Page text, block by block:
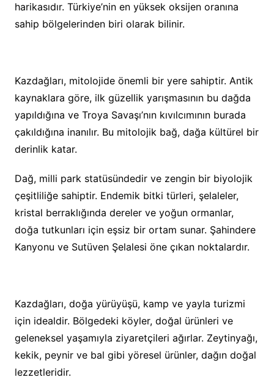
harikasıdır. Türkiye’nin en yüksek oksijen oranına
sahip bölgelerinden biri olarak bilinir.
Kazdağları, mitolojide önemli bir yere sahiptir. Antik
kaynaklara göre, ilk güzellik yarışmasının bu dağda
yapıldığına ve Troya Savaşı’nın kıvılcımının burada
çakıldığına inanılır. Bu mitolojik bağ, dağa kültürel bir
derinlik katar.
Dağ, milli park statüsündedir ve zengin bir biyolojik
çeşitliliğe sahiptir. Endemik bitki türleri, şelaleler,
kristal berraklığında dereler ve yoğun ormanlar,
doğa tutkunları için eşsiz bir ortam sunar. Şahindere
Kanyonu ve Sutüven Şelalesi öne çıkan noktalardır.
Kazdağları, doğa yürüyüşü, kamp ve yayla turizmi
için idealdir. Bölgedeki köyler, doğal ürünleri ve
geleneksel yaşamıyla ziyaretçileri ağırlar. Zeytinyağı,
kekik, peynir ve bal gibi yöresel ürünler, dağın doğal
lezzetleridir.